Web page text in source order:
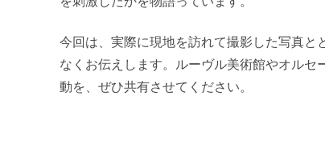
今回は、実際に現地を訪れて撮影した写真と
なくお伝えします。ルーヴル美術館やオル
動を、ぜひ共有させてください。